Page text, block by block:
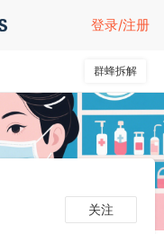
登录/注册
群蜂拆解
关注